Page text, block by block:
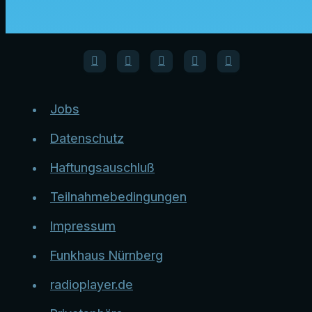
Jobs
Datenschutz
Haftungsauschluß
Teilnahmebedingungen
Impressum
Funkhaus Nürnberg
radioplayer.de